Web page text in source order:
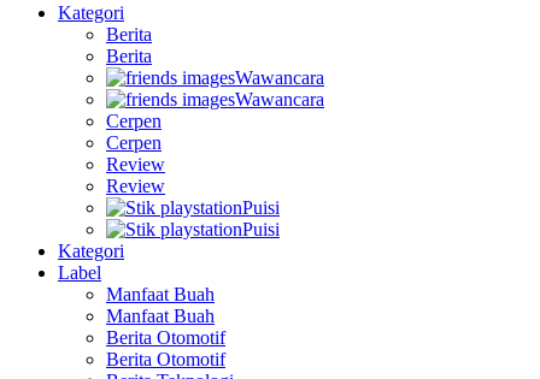
Kategori
Berita
Berita
Wawancara
Wawancara
Cerpen
Cerpen
Review
Review
Puisi
Puisi
Kategori
Label
Manfaat Buah
Manfaat Buah
Berita Otomotif
Berita Otomotif